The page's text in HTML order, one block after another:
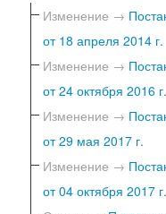
Изменение →
от 18 апреля 2014 г.
Изменение →
от 24 октября 2016 г.
Изменение →
от 29 мая 2017 г.
Изменение →
от 04 октября 2017 г.